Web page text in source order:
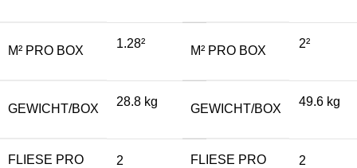
M² PRO BOX
1.28²
GEWICHT/BOX
28.8 kg
FLIESE PRO
2
M² PRO BOX
2²
GEWICHT/BOX
49.6 kg
FLIESE PRO
2